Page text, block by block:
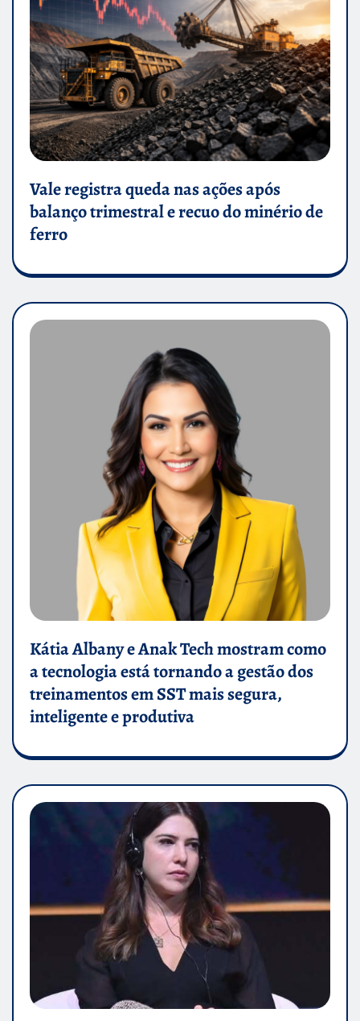
Vale registra queda nas ações após
balanço trimestral e recuo do minério de
ferro
Kátia Albany e Anak Tech mostram como
a tecnologia está tornando a gestão dos
treinamentos em SST mais segura,
inteligente e produtiva